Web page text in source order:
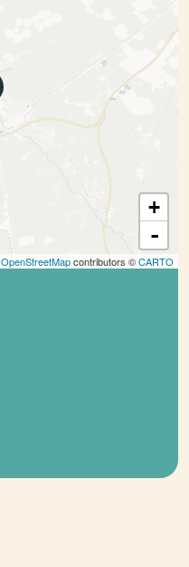
+
-
OpenStreetMapcontributors ©CARTO